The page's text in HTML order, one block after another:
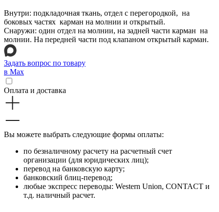
Внутри: подкладочная ткань, отдел с перегородкой, на
боковых частях карман на молнии и открытый.
Снаружи: один отдел на молнии, на задней части карман на
молнии. На передней части под клапаном открытый карман.
Задать вопрос по товару
в Max
Оплата и доставка
Вы можете выбрать следующие формы оплаты:
по безналичному расчету на расчетный счет
организации (для юридических лиц);
перевод на банковскую карту;
банковский блиц-перевод;
любые экспресс переводы: Western Union, CONTACT и
т.д. наличный расчет.